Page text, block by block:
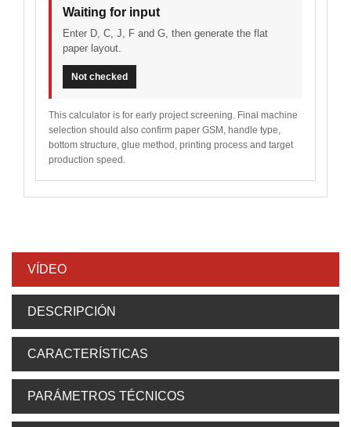
Waiting for input
Enter D, C, J, F and G, then generate the flat
paper layout.
Not checked
This calculator is for early project screening. Final machine
selection should also confirm paper GSM, handle type,
bottom structure, glue method, printing process and target
production speed.
VÍDEO
DESCRIPCIÓN
CARACTERÍSTICAS
PARÁMETROS TÉCNICOS